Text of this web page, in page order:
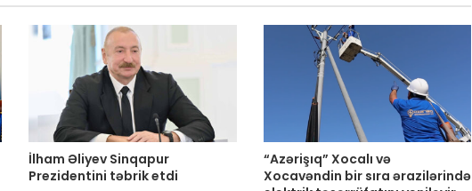
İlham Əliyev Sinqapur
Prezidentini təbrik etdi
“Azərişıq” Xocalı və
Xocavəndin bir sıra ərazilərində